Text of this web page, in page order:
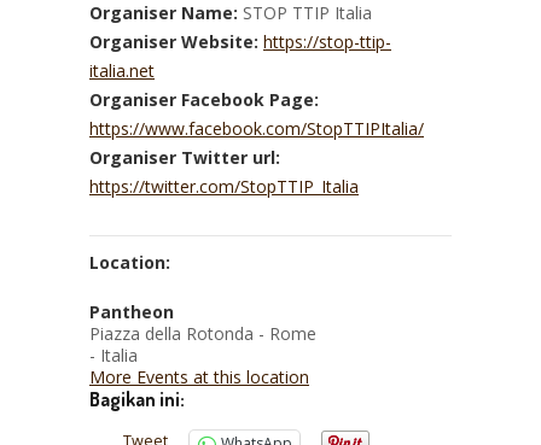
Organiser Name: STOP TTIP Italia
Organiser Website: https://stop-ttip-
italia.net
Organiser Facebook Page:
https://www.facebook.com/StopTTIPItalia/
Organiser Twitter url:
https://twitter.com/StopTTIP_Italia
Location:
Pantheon
Piazza della Rotonda - Rome
- Italia
More Events at this location
Bagikan ini:
Tweet